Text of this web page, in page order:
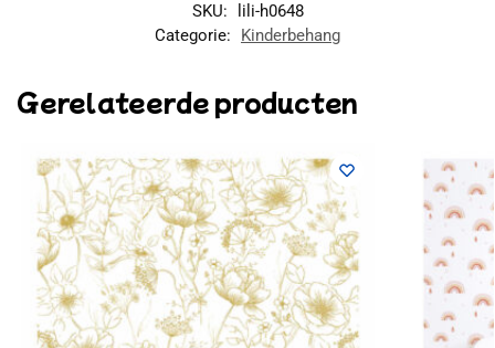
SKU:
lili-h0648
Categorie:
Kinderbehang
Gerelateerde producten